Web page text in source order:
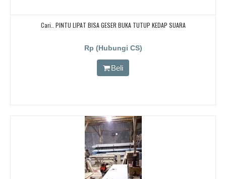
Cari.. PINTU LIPAT BISA GESER BUKA TUTUP KEDAP SUARA
Rp (Hubungi CS)
Beli